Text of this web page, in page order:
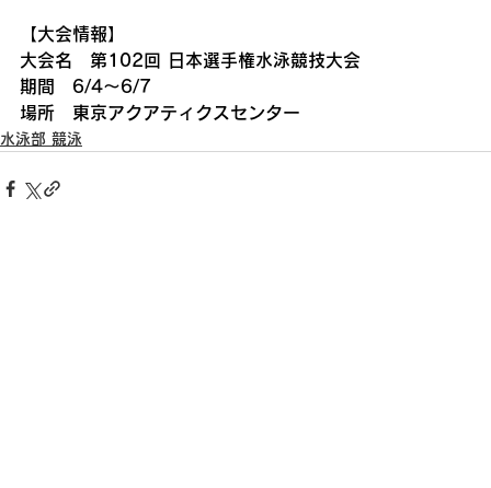
【大会情報】
大会名　第102回 日本選手権水泳競技大会
期間　6/4〜6/7
場所　東京アクアティクスセンター
水泳部 競泳